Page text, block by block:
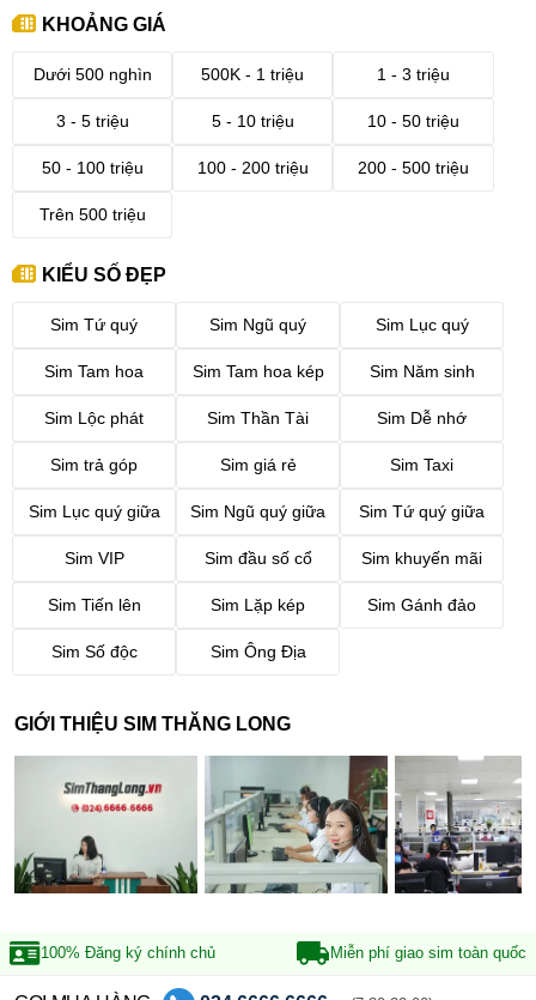
KHOẢNG GIÁ
Dưới 500 nghìn 500K - 1 triệu 1 - 3 triệu
3 - 5 triệu 5 - 10 triệu 10 - 50 triệu
50 - 100 triệu 100 - 200 triệu 200 - 500 triệu
Trên 500 triệu
KIỂU SỐ ĐẸP
Sim Tứ quý Sim Ngũ quý Sim Lục quý
Sim Tam hoa Sim Tam hoa kép Sim Năm sinh
Sim Lộc phát Sim Thần Tài Sim Dễ nhớ
Sim trả góp Sim giá rẻ Sim Taxi
Sim Lục quý giữa Sim Ngũ quý giữa Sim Tứ quý giữa
Sim VIP Sim đầu số cổ Sim khuyến mãi
Sim Tiến lên Sim Lặp kép Sim Gánh đảo
Sim Số độc Sim Ông Địa
GIỚI THIỆU SIM THĂNG LONG
100% Đăng ký chính chủ Miễn phí giao sim toàn quốc